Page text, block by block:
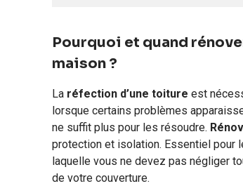
Pourquoi et quand
maison ?
La réfection d’une toiture est
lorsque certains problèmes
ne suffit plus pour les résoudre.
protection et isolation. Essentiel pour
laquelle vous ne devez pas négliger
de votre couverture.